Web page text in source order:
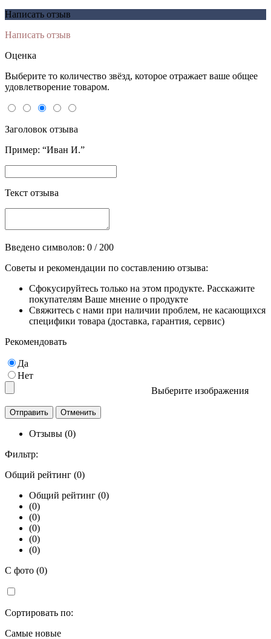
Написать отзыв
Написать отзыв
Оценка
Выберите то количество звёзд, которое отражает ваше общее
удовлетворение товаром.
Заголовок отзыва
Пример: “Иван И.”
Текст отзыва
Введено символов: 0 / 200
Советы и рекомендации по составлению отзыва:
Сфокусируйтесь только на этом продукте. Расскажите
покупателям Ваше мнение о продукте
Свяжитесь с нами при наличии проблем, не касающихся
специфики товара (доставка, гарантия, сервис)
Рекомендовать
Да
Нет
Выберите изображения
Отзывы (0)
Фильтр:
Общий рейтинг (0)
Общий рейтинг (0)
(0)
(0)
(0)
(0)
(0)
С фото (0)
Сортировать по:
Самые новые